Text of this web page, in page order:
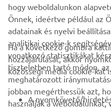
VÁLLALATI
B2B
hogy weboldalunkon
Önnek, ideértve például az
adatainak és nyelvi
analitikai cookie-k
vonatkozó statisztikákat
tiszteletben tartó módon,
meghatározott
jobban megérthessük azt,
használják a
Ha a következő gombra
hozzájárulását, akkor
közösségi média cookie-kat
A nyomkövető/